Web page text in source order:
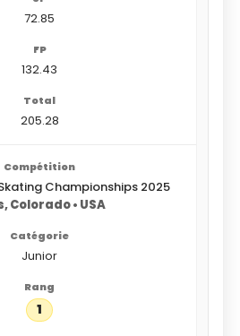
72.85
132.43
205.28
Championships 2025
Colorado • USA
Junior
1